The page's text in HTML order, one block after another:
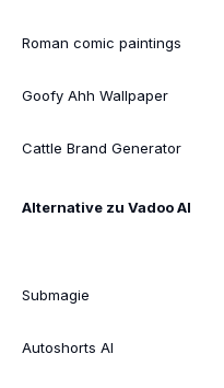
Roman comic paintings
Goofy Ahh Wallpaper
Cattle Brand Generator
Alternative zu Vadoo AI
Submagie
Autoshorts AI